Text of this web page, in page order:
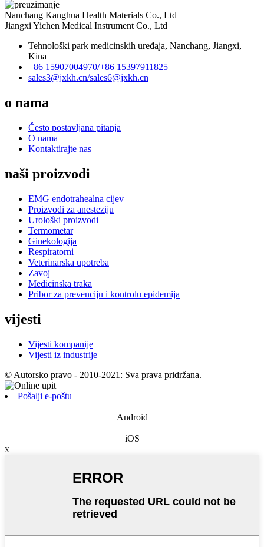
Nanchang Kanghua Health Materials Co., Ltd
Jiangxi Yichen Medical Instrument Co., Ltd
Tehnološki park medicinskih uređaja, Nanchang, Jiangxi,
Kina
+86 15907004970/+86 15397911825
sales3@jxkh.cn/sales6@jxkh.cn
o nama
Često postavljana pitanja
O nama
Kontaktirajte nas
naši proizvodi
EMG endotrahealna cijev
Proizvodi za anesteziju
Urološki proizvodi
Termometar
Ginekologija
Respiratorni
Veterinarska upotreba
Zavoj
Medicinska traka
Pribor za prevenciju i kontrolu epidemija
vijesti
Vijesti kompanije
Vijesti iz industrije
© Autorsko pravo - 2010-2021: Sva prava pridržana.
Pošalji e-poštu
Android
iOS
x